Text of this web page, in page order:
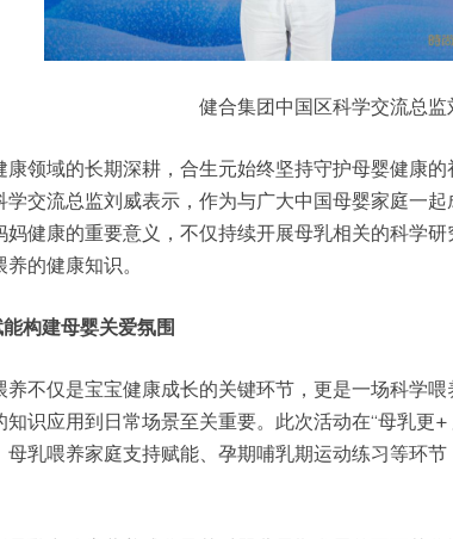
健合集团中国区科学交流总监
康领域的长期深耕，合生元始终坚持守护母婴健康
学交流总监刘威表示，作为与广大中国母婴家庭一
妈健康的重要意义，不仅持续开展母乳相关的科学
的健康知识。
构建母婴关爱氛围
养不仅是宝宝健康成长的关键环节，更是一场科学
识应用到日常场景至关重要。此次活动在“母乳更+
母乳喂养家庭支持赋能、孕期哺乳期运动练习等环